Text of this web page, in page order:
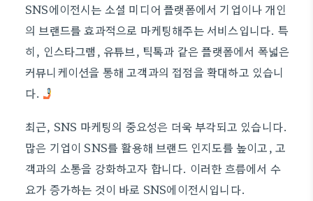
SNS에이전시는 소셜 미디어 플랫폼에서 기업이나 개인
의 브랜드를 효과적으로 마케팅해주는 서비스입니다. 특
히, 인스타그램, 유튜브, 틱톡과 같은 플랫폼에서 폭넓은
커뮤니케이션을 통해 고객과의 접점을 확대하고 있습니
다.
최근, SNS 마케팅의 중요성은 더욱 부각되고 있습니다.
많은 기업이 SNS를 활용해 브랜드 인지도를 높이고, 고
객과의 소통을 강화하고자 합니다. 이러한 흐름에서 수
요가 증가하는 것이 바로 SNS에이전시입니다.